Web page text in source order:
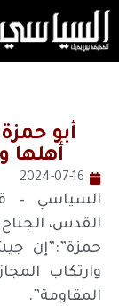
أبو
أهلها
2024-07-16
السياسي –
القدس،
حمزة”:”إن
وارتكاب
المقاومة”.